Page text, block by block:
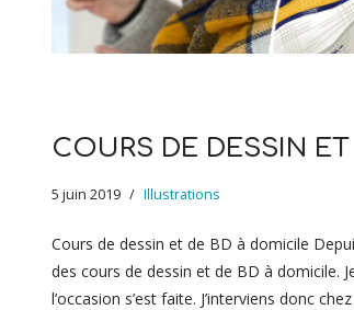
COURS DE DESSIN
5 juin 2019 Illustrations
Cours de dessin et de BD à domicile
des cours de dessin et de BD à domicile.
l’occasion s’est faite. J’interviens donc